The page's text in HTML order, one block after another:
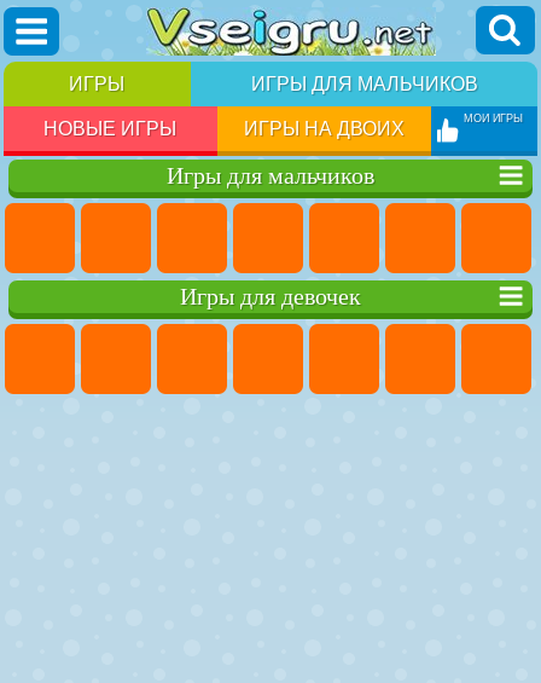
ИГРЫ ИГРЫ ДЛЯ МАЛЬЧИКОВ
НОВЫЕ ИГРЫ ИГРЫ НА ДВОИХ МОИ ИГРЫ
Игры для мальчиков
Игры для девочек